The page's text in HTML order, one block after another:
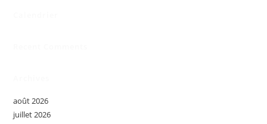
août 2026
juillet 2026